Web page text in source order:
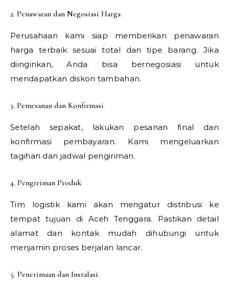
2. Penawaran dan Negosiasi Harga
Perusahaan kami siap memberikan penawaran
harga terbaik sesuai total dan tipe barang. Jika
diinginkan, Anda bisa bernegosiasi untuk
mendapatkan diskon tambahan.
3. Pemesanan dan Konfirmasi
Setelah sepakat, lakukan pesanan final dan
konfirmasi pembayaran. Kami mengeluarkan
tagihan dan jadwal pengiriman.
4. Pengiriman Produk
Tim logistik kami akan mengatur distribusi ke
tempat tujuan di Aceh Tenggara. Pastikan detail
alamat dan kontak mudah dihubungi untuk
menjamin proses berjalan lancar.
5. Penerimaan dan Instalasi